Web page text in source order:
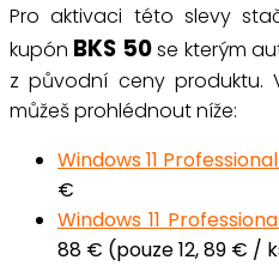
Pro aktivaci této slevy
kupón BKS 50se kterým
z původní ceny produktu.
můžeš prohlédnout níže:
Windows 11
€
Windows 11
88 € (pouze 12, 89 € /